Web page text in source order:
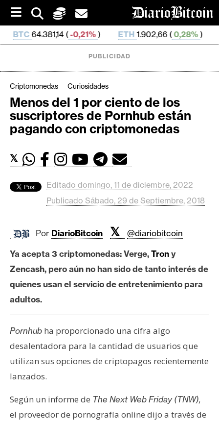
i
t
o
(-0,21%) ETH1.902,66 (0,28%) USDT
C
r
i
M
a
o
s
B
i
t
c
o
i
n
E
PUBLICIDAD
Criptomonedas Curiosidades
Menos del 1 por ciento de los
suscriptores de Pornhub están
pagando con criptomonedas
𝕏
Editado domingo, 11 de diciembre, 2022
Publicado Sábado, 29 de Septiembre, 2018
Por DiarioBitcoin 𝕏
@diariobitcoin
Ya acepta 3 criptomonedas: Verge,Trony
Zencash, pero aún no han sido de tanto interés de
quienes usan el servicio de entretenimiento para
adultos.
Pornhub ha proporcionado una cifra algo
desalentadora para la cantidad de usuarios que
utilizan sus opciones de criptopagos recientemente
lanzados.
Según un informe de The Next Web Friday (TNW),
el proveedor de pornografía online dijo a través de